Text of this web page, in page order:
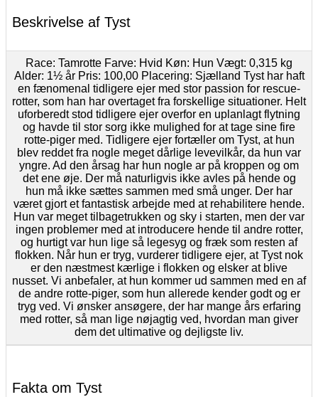
Beskrivelse af Tyst
Race: Tamrotte Farve: Hvid Køn: Hun Vægt: 0,315 kg
Alder: 1½ år Pris: 100,00 Placering: Sjælland Tyst har haft
en fænomenal tidligere ejer med stor passion for rescue-
rotter, som han har overtaget fra forskellige situationer. Helt
uforberedt stod tidligere ejer overfor en uplanlagt flytning
og havde til stor sorg ikke mulighed for at tage sine fire
rotte-piger med. Tidligere ejer fortæller om Tyst, at hun
blev reddet fra nogle meget dårlige levevilkår, da hun var
yngre. Ad den årsag har hun nogle ar på kroppen og om
det ene øje. Der må naturligvis ikke avles på hende og
hun må ikke sættes sammen med små unger. Der har
været gjort et fantastisk arbejde med at rehabilitere hende.
Hun var meget tilbagetrukken og sky i starten, men der var
ingen problemer med at introducere hende til andre rotter,
og hurtigt var hun lige så legesyg og fræk som resten af
flokken. Når hun er tryg, vurderer tidligere ejer, at Tyst nok
er den næstmest kærlige i flokken og elsker at blive
nusset. Vi anbefaler, at hun kommer ud sammen med en af
de andre rotte-piger, som hun allerede kender godt og er
tryg ved. Vi ønsker ansøgere, der har mange års erfaring
med rotter, så man lige nøjagtig ved, hvordan man giver
dem det ultimative og dejligste liv.
Fakta om Tyst